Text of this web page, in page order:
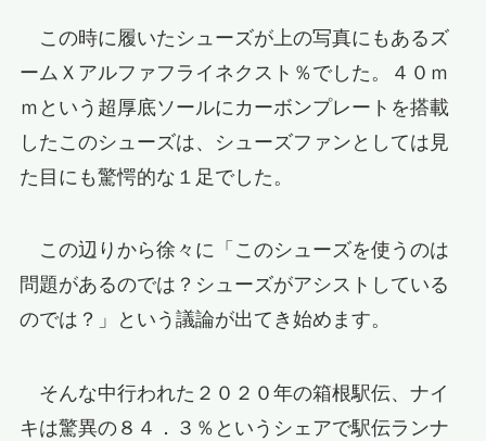
この時に履いたシューズが上の写真にもあるズ
ームＸアルファフライネクスト％でした。４０ｍ
ｍという超厚底ソールにカーボンプレートを搭載
したこのシューズは、シューズファンとしては見
た目にも驚愕的な１足でした。
この辺りから徐々に「このシューズを使うのは
問題があるのでは？シューズがアシストしている
のでは？」という議論が出てき始めます。
そんな中行われた２０２０年の箱根駅伝、ナイ
キは驚異の８４．３％というシェアで駅伝ランナ